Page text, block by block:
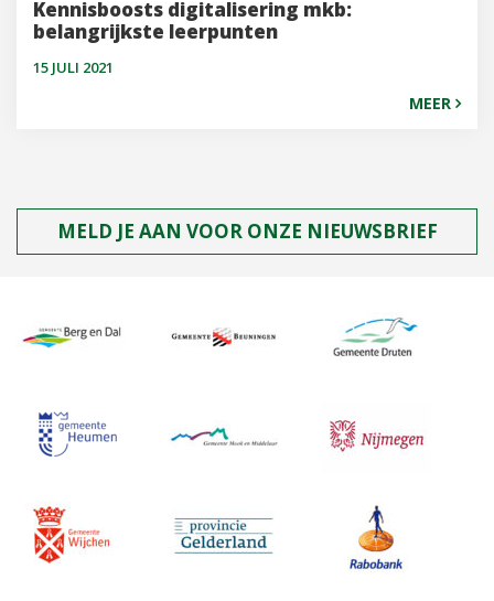
Kennisboosts digitalisering mkb:
belangrijkste leerpunten
15 JULI 2021
MEER
MELD JE AAN VOOR ONZE NIEUWSBRIEF